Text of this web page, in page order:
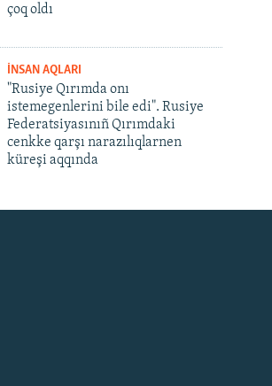
çoq oldı
İNSAN AQLARI
"Rusiye Qırımda onı
istemegenlerini bile edi". Rusiye
Federatsiyasınıñ Qırımdaki
cenkke qarşı narazılıqlarnen
küreşi aqqında